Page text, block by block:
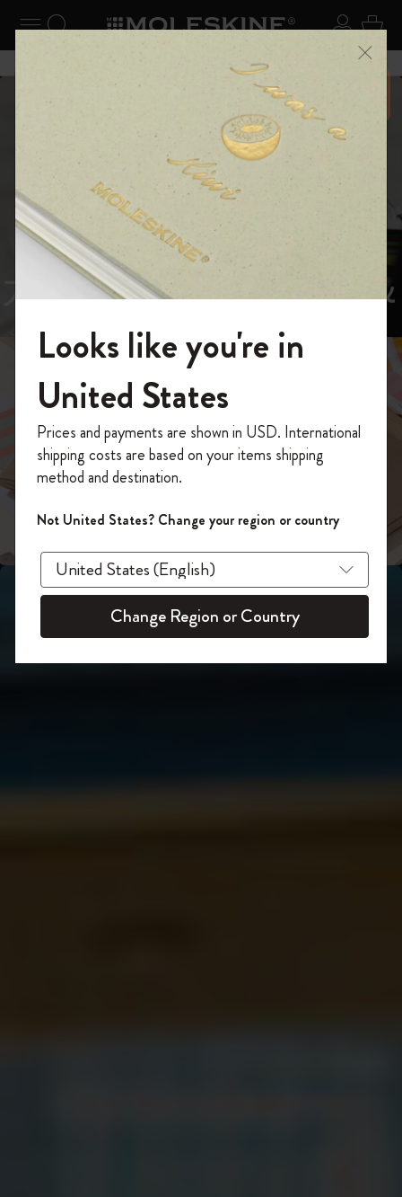
ナビゲーションの切替 ログ
検索 (キーワードなど) カ
6,500円以上のご購入で送料無料 メニ
ーを閉じる
あるページから始まる物語
Reframe
Sunglasses（リフレー
ム サングラス）
スライド表示0
スライド表示1
スライド表示2
スライド表示3
スライド表示4
スライド表示5
モレスキンの世界へようこそ
「WELCOME10」を入力すると、初回注
文が10%オフ＋送料無料になります。セ
ール・アウトレット品は適用外。
Moleskineアカウントを作成して限定オフ
ァーや会員特典、さらに多くのインスピ
レーションを手に入れましょう。
今すぐ会員登録 !
Looks like you're in
United States
Prices and payments are shown in USD. International
shipping costs are based on your items shipping
method and destination.
Not United States? Change your region or country
Change Region or Country